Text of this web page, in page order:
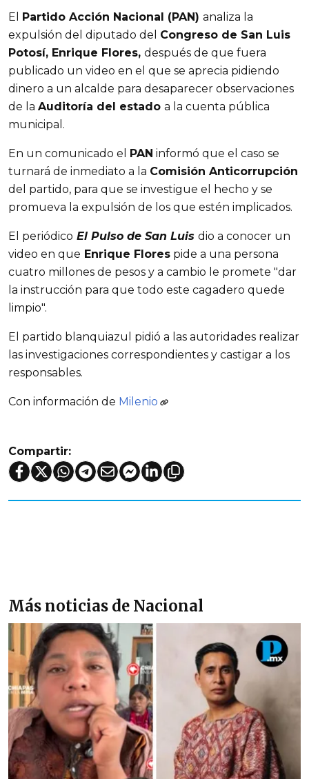
El Partido Acción Nacional (PAN) analiza la
expulsión del diputado del Congreso de San Luis
Potosí, Enrique Flores, después de que fuera
publicado un video en el que se aprecia pidiendo
dinero a un alcalde para desaparecer observaciones
de la Auditoría del estado a la cuenta pública
municipal.
En un comunicado el PAN informó que el caso se
turnará de inmediato a la Comisión Anticorrupción
del partido, para que se investigue el hecho y se
promueva la expulsión de los que estén implicados.
El periódico El Pulso de San Luis dio a conocer un
video en que Enrique Flores pide a una persona
cuatro millones de pesos y a cambio le promete "dar
la instrucción para que todo este cagadero quede
limpio".
El partido blanquiazul pidió a las autoridades realizar
las investigaciones correspondientes y castigar a los
responsables.
Con información de Milenio
Compartir:
Más noticias de Nacional